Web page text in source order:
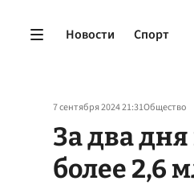
Новости Спорт
7 сентября 2024 21:31Общество
За два
более 2,6